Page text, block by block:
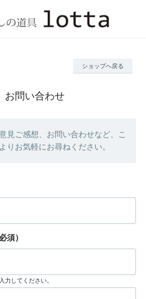
ショップへ戻る
お問い合わせ
見ご感想、お問い合わせなど、こ
りお気軽にお尋ねください。
須）
力してください。